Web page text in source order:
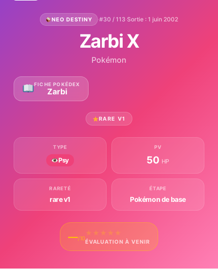
NEO DESTINY ·#30 / 113·Sortie : 1 juin 2002
Zarbi X
Pokémon
FICHE POKÉDEX
Zarbi
RARE V1
TYPE
Psy
PV
50 HP
RARETÉ
rare v1
ÉTAPE
Pokémon de base
—/10
★ ★ ★ ★ ★
ÉVALUATION À VENIR